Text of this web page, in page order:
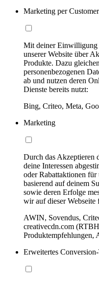
Marketing per
Mit deiner Einwilligung
unserer Website über
Produkte. Dazu
personenbezogenen
ab und nutzen deren
Dienste bereits nutzt:
Bing, Criteo, Meta,
Marketing
Durch das Akzeptieren
deine Interessen
oder Rabattaktionen für
basierend auf deinem
sowie deren Erfolge
wir auf dieser Webseite
AWIN, Sovendus,
creativecdn.com
Produktempfehlungen,
Erweitertes